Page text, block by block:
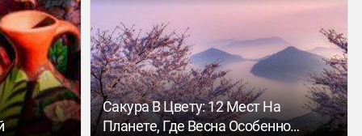
Сакура В Цвету: 12 Мест На
Планете, Где Весна Особенно